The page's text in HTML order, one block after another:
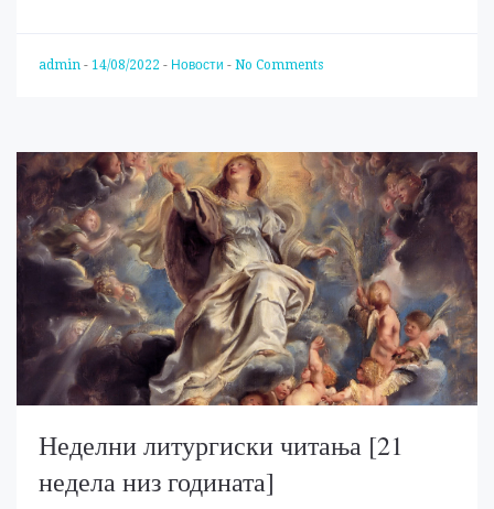
admin - 14/08/2022 - Новости - No Comments
Неделни литургиски читања [21
недела низ годината]